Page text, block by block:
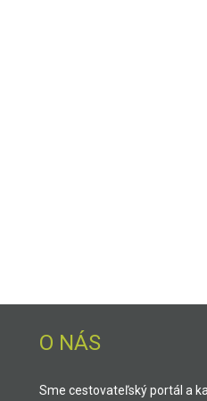
O NÁS
Sme cestovateľský portál a